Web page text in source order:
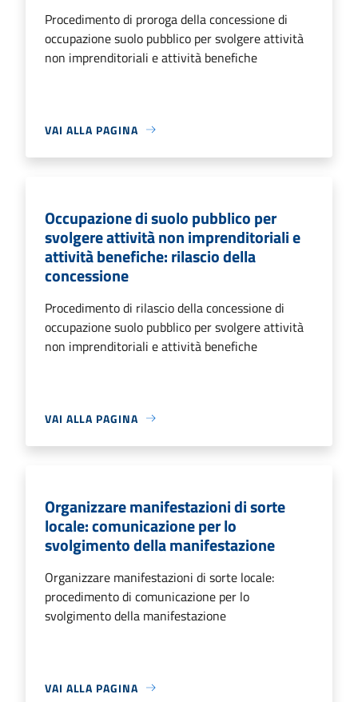
Procedimento di proroga della concessione di
occupazione suolo pubblico per svolgere attività
non imprenditoriali e attività benefiche
VAI ALLA PAGINA
Occupazione di suolo pubblico per
svolgere attività non imprenditoriali e
attività benefiche: rilascio della
concessione
Procedimento di rilascio della concessione di
occupazione suolo pubblico per svolgere attività
non imprenditoriali e attività benefiche
VAI ALLA PAGINA
Organizzare manifestazioni di sorte
locale: comunicazione per lo
svolgimento della manifestazione
Organizzare manifestazioni di sorte locale:
procedimento di comunicazione per lo
svolgimento della manifestazione
VAI ALLA PAGINA